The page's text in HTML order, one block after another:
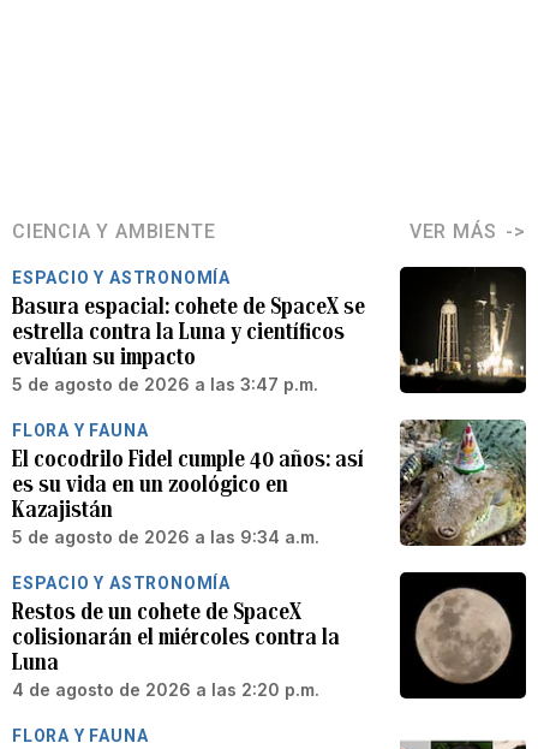
CIENCIA Y AMBIENTE VER MÁS
ESPACIO Y ASTRONOMÍA
Basura espacial: cohete de SpaceX se
estrella contra la Luna y científicos
evalúan su impacto
5 de agosto de 2026 a las 3:47 p.m.
FLORA Y FAUNA
El cocodrilo Fidel cumple 40 años: así
es su vida en un zoológico en
Kazajistán
5 de agosto de 2026 a las 9:34 a.m.
ESPACIO Y ASTRONOMÍA
Restos de un cohete de SpaceX
colisionarán el miércoles contra la
Luna
4 de agosto de 2026 a las 2:20 p.m.
FLORA Y FAUNA